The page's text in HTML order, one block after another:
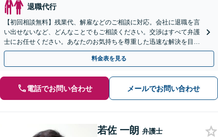
退職代行
【初回相談無料】残業代、解雇などのご相談に対応。会社に退職を言
い出せないなど、どんなことでもご相談ください。交渉はすべて弁護
士にお任せください。あなたのお気持ちを尊重した迅速な解決を目指
します。【Web面談可】【南森町駅7分】
料金表を見る
電話でお問い合わせ メールでお問い合わせ
若佐 一朗 弁護士